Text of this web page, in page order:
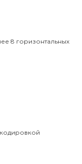
8 горизонтальных